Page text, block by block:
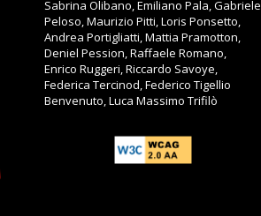
Sabrina Olibano, Emiliano Pala, Gabriele
Peloso, Maurizio Pitti, Loris Ponsetto,
Andrea Portigliatti, Mattia Pramotton,
Deniel Pession, Raffaele Romano,
Enrico Ruggeri, Riccardo Savoye,
Federica Tercinod, Federico Tigellio
Benvenuto, Luca Massimo Trifilò